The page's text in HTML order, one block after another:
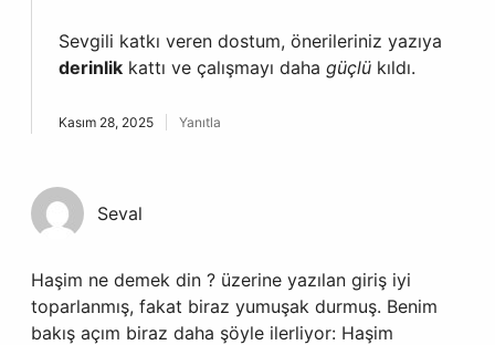
Sevgili katkı veren dostum, önerileriniz yazıya
derinlik kattı ve çalışmayı daha güçlü kıldı.
Kasım 28, 2025 Yanıtla
Seval
Haşim ne demek din ? üzerine yazılan giriş iyi
toparlanmış, fakat biraz yumuşak durmuş. Benim
bakış açım biraz daha şöyle ilerliyor: Haşim